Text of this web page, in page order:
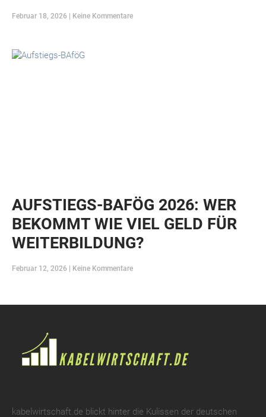
Februar 18, 2026 Keine Kommentare
AUFSTIEGS-BAFÖG 2026: WER
BEKOMMT WIE VIEL GELD FÜR
WEITERBILDUNG?
Februar 12, 2026 Keine Kommentare
kabelwirtschaft.de blickt hinter die Kulissen der deutschen